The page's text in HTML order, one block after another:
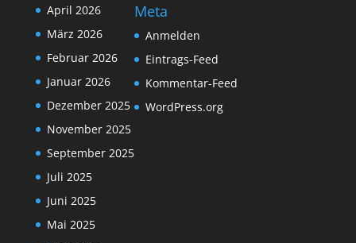
April 2026
März 2026
Februar 2026
Januar 2026
Dezember 2025
November 2025
September 2025
Juli 2025
Juni 2025
Mai 2025
Meta
Anmelden
Eintrags-Feed
Kommentar-Feed
WordPress.org